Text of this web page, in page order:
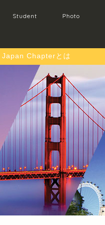
Student Photo
Chapterとは